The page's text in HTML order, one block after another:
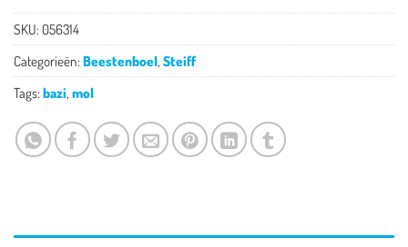
SKU: 056314
Categorieën: Beestenboel, Steiff
Tags: bazi, mol